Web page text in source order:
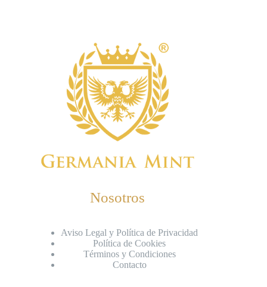
Nosotros
Aviso Legal y Política de Privacidad
Política de Cookies
Términos y Condiciones
Contacto